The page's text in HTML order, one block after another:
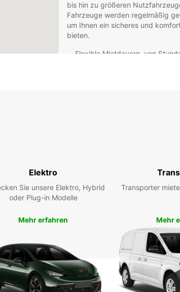
bis hin zu größeren
Fahrzeuge werden regelmäßig
um Ihnen ein sicheres und
bieten.
Flexible Mietdauern, von
bietet Ihnen eine bequeme
der Ruhr unterwegs sind oder
Europcar steht Ihnen mit
Entdecken Sie noch heute unsere
Lieferwagenvermietung in
profitieren Sie von unseren
freuen uns darauf, Ihnen bei Ihrem
Transportvorhaben behilflich zu
Elektro
Sie unsere Elektro, Hybrid
oder Plug-in Modelle
Mehr erfahren
Transporter
Mehr